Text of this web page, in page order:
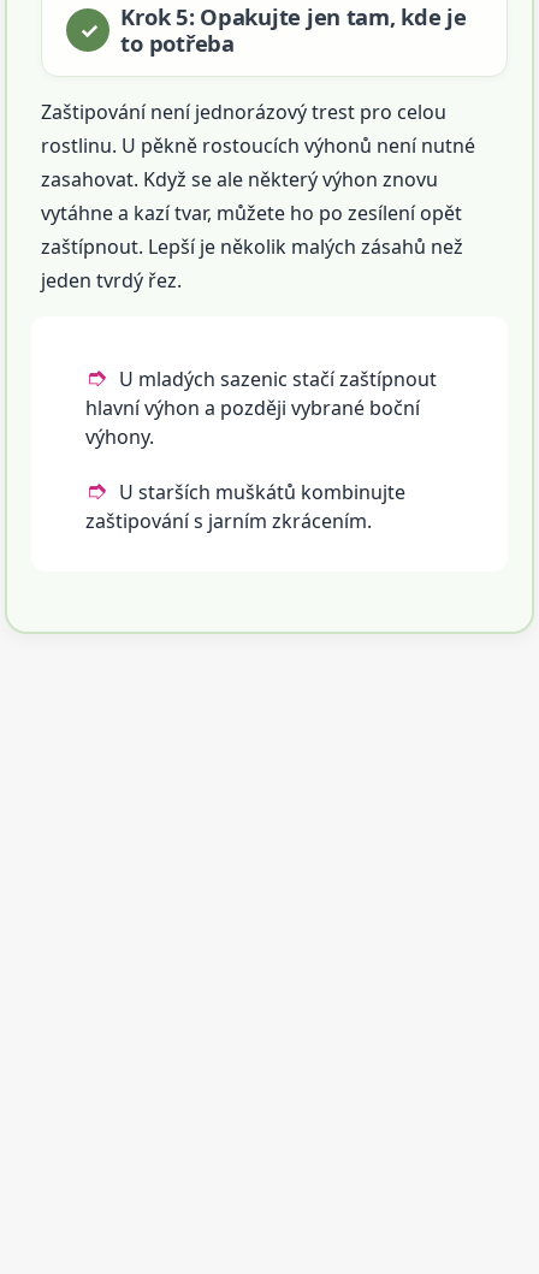
Krok 5: Opakujte jen tam, kde je
to potřeba
Zaštipování není jednorázový trest pro celou
rostlinu. U pěkně rostoucích výhonů není nutné
zasahovat. Když se ale některý výhon znovu
vytáhne a kazí tvar, můžete ho po zesílení opět
zaštípnout. Lepší je několik malých zásahů než
jeden tvrdý řez.
U mladých sazenic stačí zaštípnout
hlavní výhon a později vybrané boční
výhony.
U starších muškátů kombinujte
zaštipování s jarním zkrácením.